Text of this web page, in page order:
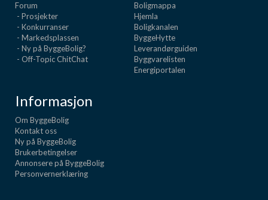
Forum
- Prosjekter
- Konkurranser
- Markedsplassen
- Ny på ByggeBolig?
- Off-Topic ChitChat
Boligmappa
Hjemla
Boligkanalen
ByggeHytte
Leverandørguiden
Byggvarelisten
Energiportalen
Informasjon
Om ByggeBolig
Kontakt oss
Ny på ByggeBolig
Brukerbetingelser
Annonsere på ByggeBolig
Personvernerklæring